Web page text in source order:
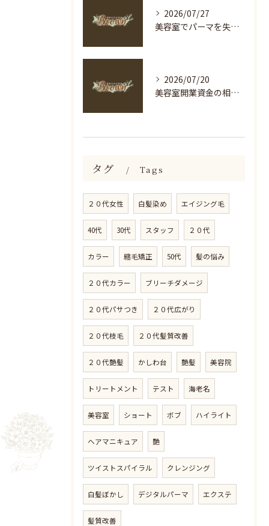
2026/07/27
美容室でパーマを失敗しないための長持ち＆ダメージケア完全ガイド
2026/07/20
美容室開業資金の相場と海老名市横浜市南区で自己資金500万円から始める現実的なステップ
タグ Tags
２０代女性 白髪染め エイジング毛
40代 30代 スタッフ ２０代
カラー 縮毛矯正 50代 髪の悩み
２０代カラー ブリーチダメージ
２０代パサつき ２０代広がり
２０代枝毛 ２０代髪質改善
２０代艶髪 かしわ台 艶髪 美容院
トリートメント テスト 海老名
美容室 ショート ボブ ハイライト
ヘアマニキュア 艶
ツイストスパイラル クレンジング
白髪ぼかし デジタルパーマ エクステ
髪質改善